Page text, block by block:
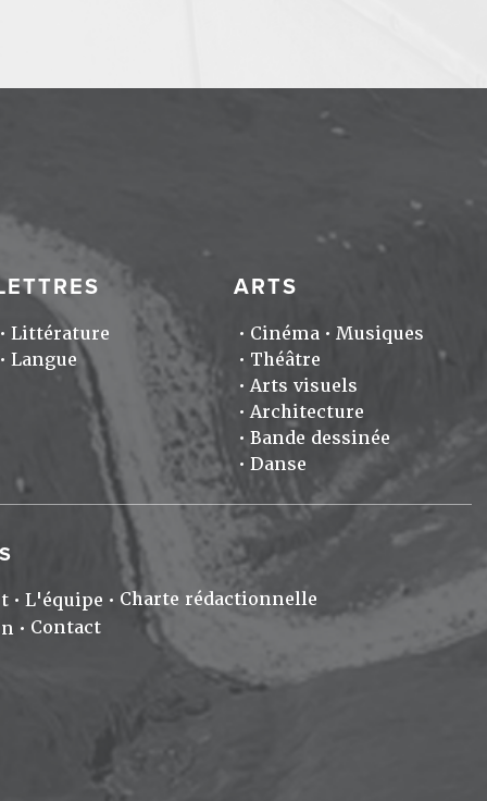
Littérature
Langue
ARTS
Cinéma
Musiques
Théâtre
Arts visuels
Architecture
Bande dessinée
Danse
L'équipe
Charte rédactionnelle
Contact